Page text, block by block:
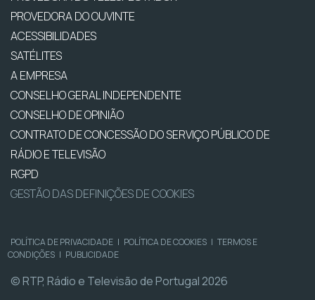
PROVEDORA DO OUVINTE
ACESSIBILIDADES
SATÉLITES
A EMPRESA
CONSELHO GERAL INDEPENDENTE
CONSELHO DE OPINIÃO
CONTRATO DE CONCESSÃO DO SERVIÇO PÚBLICO DE
RÁDIO E TELEVISÃO
RGPD
GESTÃO DAS DEFINIÇÕES DE COOKIES
POLÍTICA DE PRIVACIDADE | POLÍTICA DE COOKIES | TERMOS E
CONDIÇÕES | PUBLICIDADE
© RTP, Rádio e Televisão de Portugal 2026